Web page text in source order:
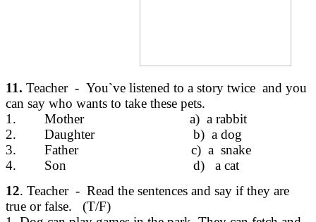
11. Teacher - You`ve listened to a story twice and you
can say who wants to take these pets.
1. Mother a) a rabbit
2. Daughter b) a dog
3. Father c) a snake
4. Son d) a cat
12. Teacher - Read the sentences and say if they are
true or false. (T/F)